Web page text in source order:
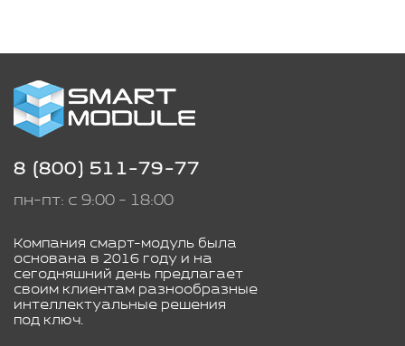
8 (800) 511-79-77
пн-пт: с 9:00 - 18:00
Компания смарт-модуль была
основана в 2016 году и на
сегодняшний день предлагает
своим клиентам разнообразные
интеллектуальные решения
под ключ.